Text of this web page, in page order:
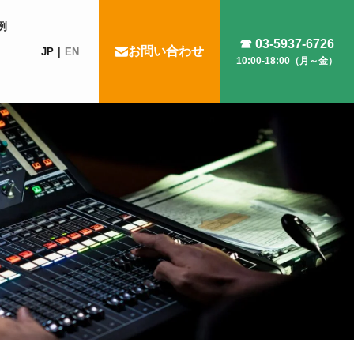
EN
JP お問い合わせ
☎ 03-5937-6726
10:00-18:00（月～金）